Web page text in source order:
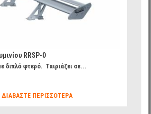
RRSP-0
διπλό φτερό. Ταιριάζει σε...
ΔΙΑΒΆΣΤΕ ΠΕΡΙΣΣΌΤΕΡΑ